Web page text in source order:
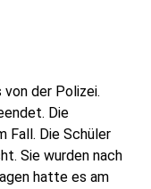
der Polizei.
Die
Fall. Die Schüler
Sie wurden nach
hatte es am